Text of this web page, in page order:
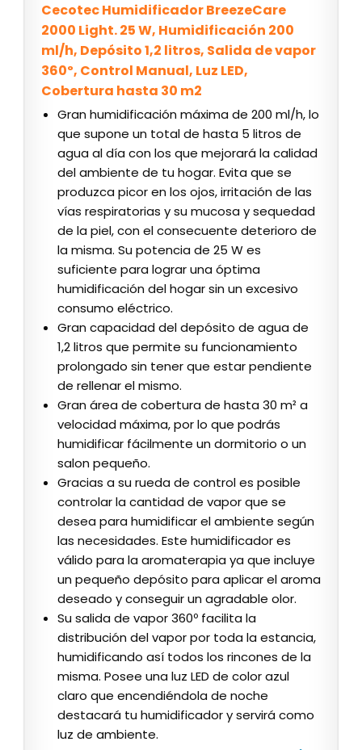
Cecotec Humidificador BreezeCare
2000 Light. 25 W, Humidificación 200
ml/h, Depósito 1,2 litros, Salida de vapor
360º, Control Manual, Luz LED,
Cobertura hasta 30 m2
Gran humidificación máxima de 200 ml/h, lo
que supone un total de hasta 5 litros de
agua al día con los que mejorará la calidad
del ambiente de tu hogar. Evita que se
produzca picor en los ojos, irritación de las
vías respiratorias y su mucosa y sequedad
de la piel, con el consecuente deterioro de
la misma. Su potencia de 25 W es
suficiente para lograr una óptima
humidificación del hogar sin un excesivo
consumo eléctrico.
Gran capacidad del depósito de agua de
1,2 litros que permite su funcionamiento
prolongado sin tener que estar pendiente
de rellenar el mismo.
Gran área de cobertura de hasta 30 m² a
velocidad máxima, por lo que podrás
humidificar fácilmente un dormitorio o un
salon pequeño.
Gracias a su rueda de control es posible
controlar la cantidad de vapor que se
desea para humidificar el ambiente según
las necesidades. Este humidificador es
válido para la aromaterapia ya que incluye
un pequeño depósito para aplicar el aroma
deseado y conseguir un agradable olor.
Su salida de vapor 360º facilita la
distribución del vapor por toda la estancia,
humidificando así todos los rincones de la
misma. Posee una luz LED de color azul
claro que encendiéndola de noche
destacará tu humidificador y servirá como
luz de ambiente.